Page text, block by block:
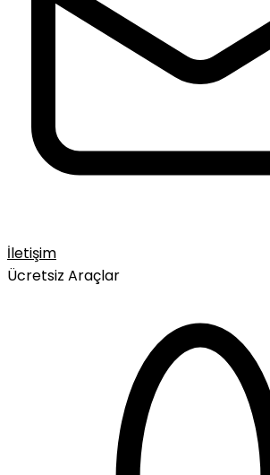
İletişim
Ücretsiz Araçlar